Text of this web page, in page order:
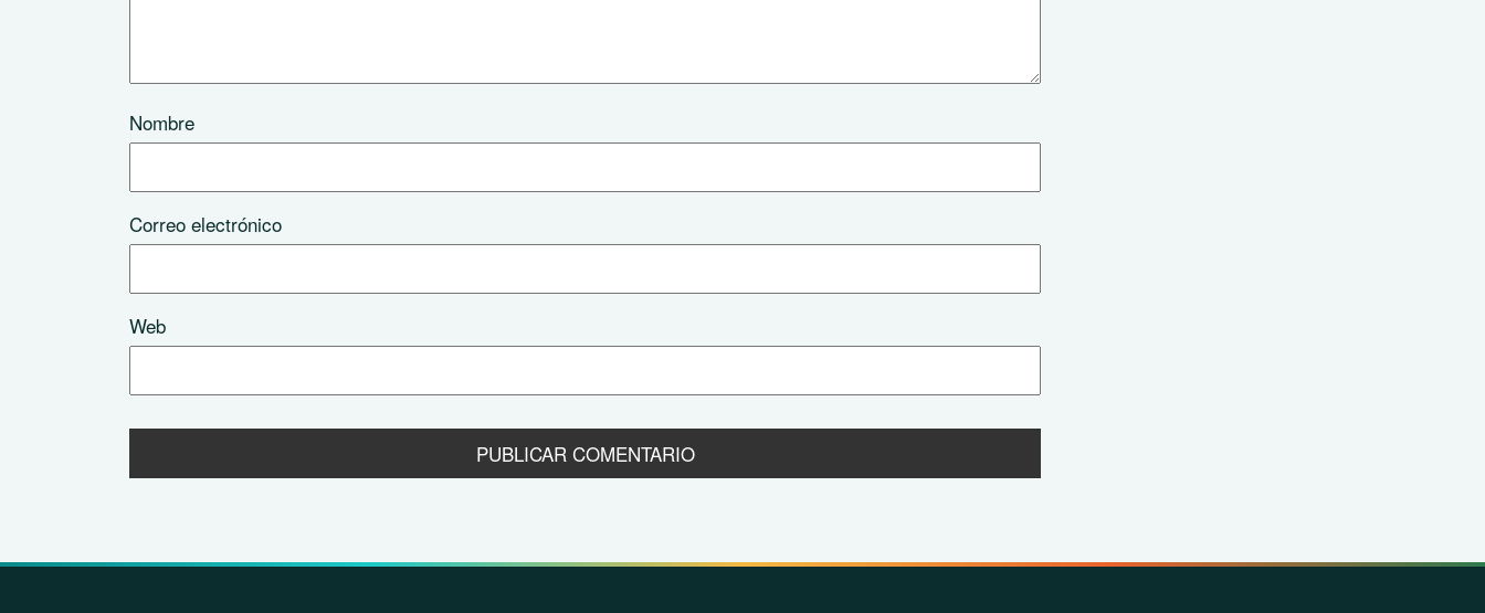
Nombre
Correo electrónico
Web